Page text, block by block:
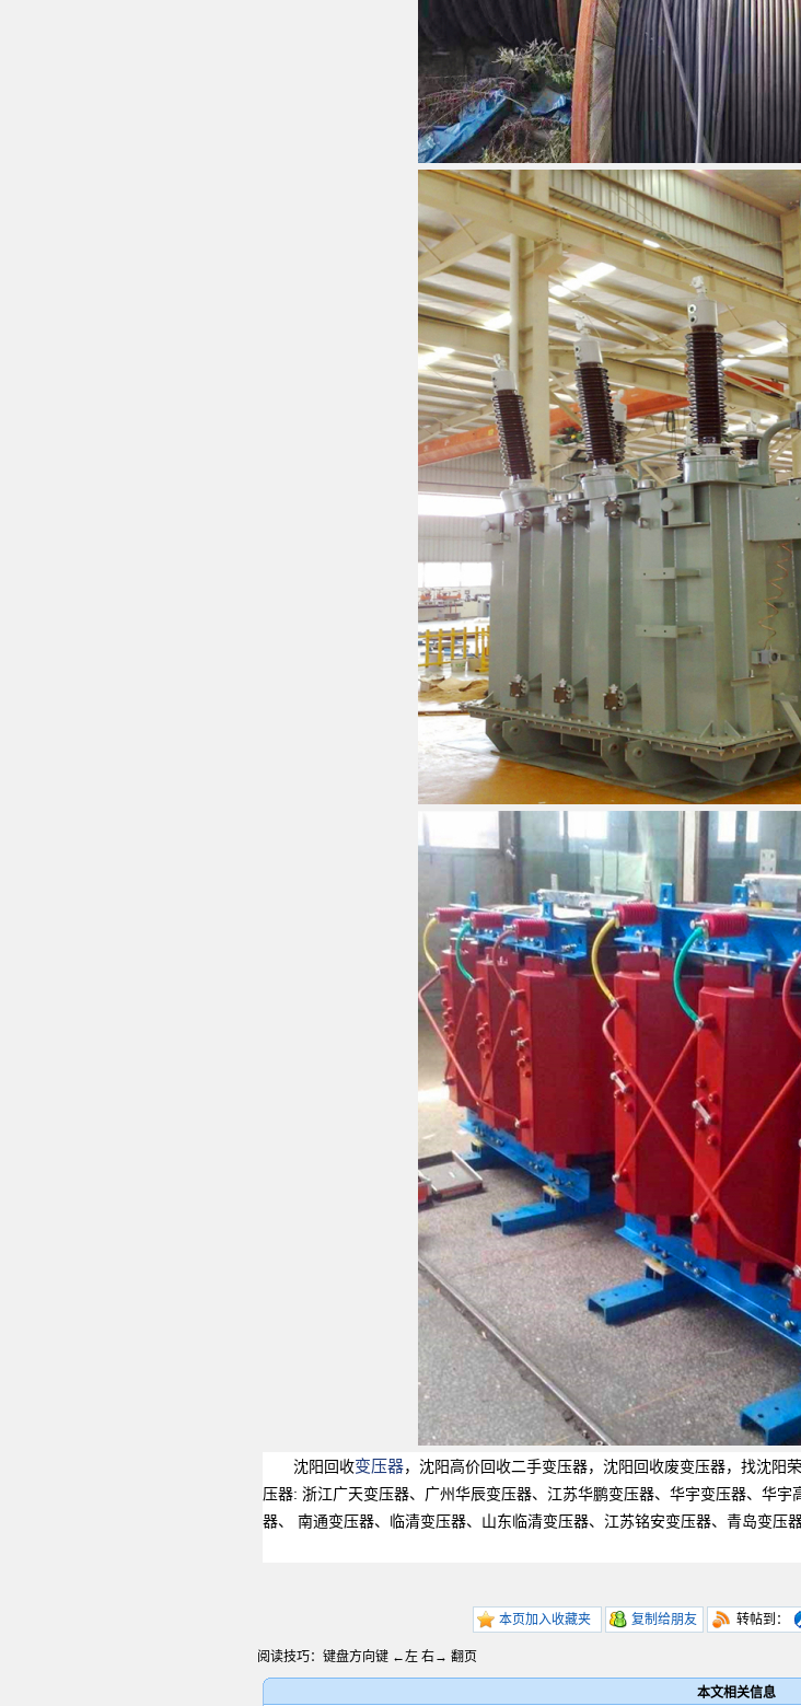
沈阳回收变压器，沈阳高价回收二手变压器，沈阳回收废变压器，找沈阳
压器: 浙江广天变压器、广州华辰变压器、江苏华鹏变压器、华宇变压器、华
器、 南通变压器、临清变压器、山东临清变压器、江苏铭安变压器、青岛变压器
本页加入收藏夹 复制给朋友 转帖到：
阅读技巧：键盘方向键 ←左 右→ 翻页
本文相关信息